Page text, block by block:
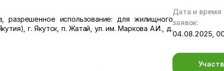
разрешенное использование: для жилищного
г. Якутск, п. Жатай, ул. им. Маркова А.И., д.
Дата и время
заявок:
04.08.2025,